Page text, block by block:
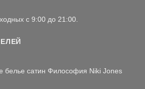
с 9:00 до 21:00.
белье сатин Философия Niki Jones